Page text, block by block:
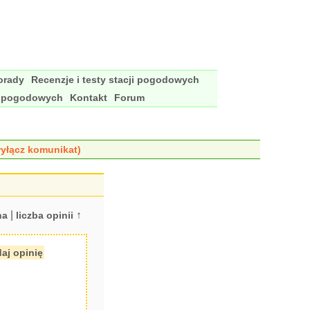
Recenzje i testy stacji pogodowych
Kontakt Forum
komunikat)
| liczba opinii ↑
opinię